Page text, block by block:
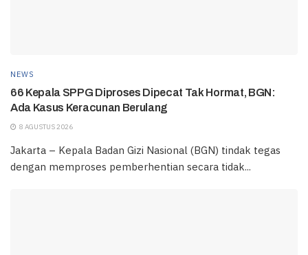
NEWS
66 Kepala SPPG Diproses Dipecat Tak Hormat, BGN:
Ada Kasus Keracunan Berulang
8 AGUSTUS 2026
Jakarta – Kepala Badan Gizi Nasional (BGN) tindak tegas
dengan memproses pemberhentian secara tidak...